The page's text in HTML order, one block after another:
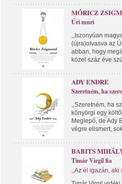
MÓRICZ
Úri muri
,,Iszonyúan
(újra)olvasva az
abban, hogy
közel száz éve
ADY ENDRE
Szeretném, ha
,,Szeretném, ha
könyörgi egy
Meglepő, de Ady
végre elismert,
BABITS
Timár Virgil fia
,,Az él igazán,